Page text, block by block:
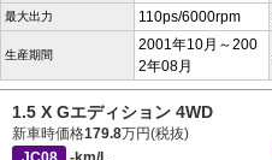
最大出力 110ps/6000rpm
生産期間
2001年10月～200
2年08月
1.5 X Gエディション 4WD
新車時価格179.8万円(税抜)